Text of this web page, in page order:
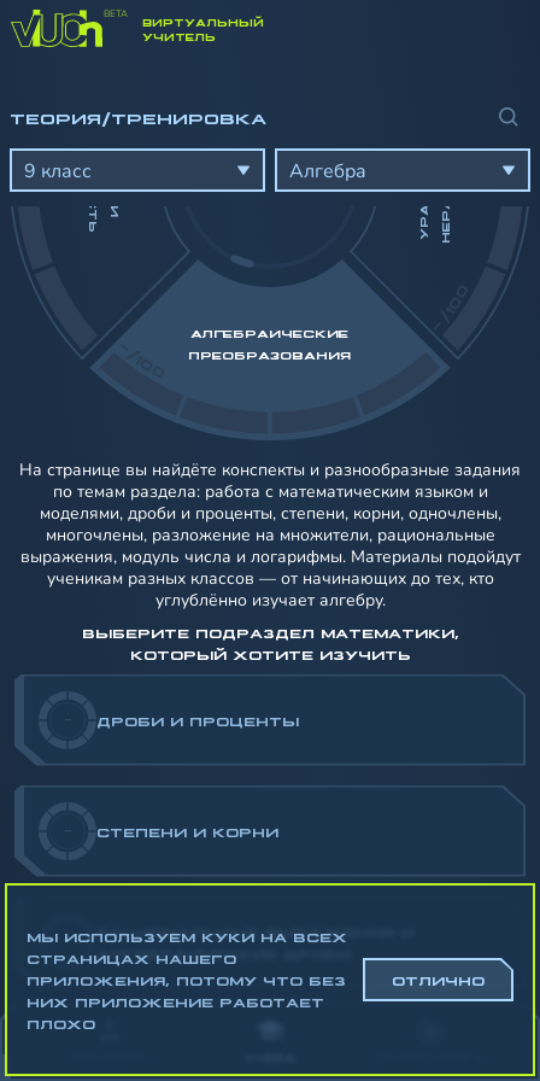
ВИРТУАЛЬНЫЙ
УЧИТЕЛЬ
9 класс Алгебра
ТЕОРИЯ/ТРЕНИРОВКА
-/100
У
Р
А
В
Н
Е
Н
И
Я
И
Н
Е
Р
А
В
Е
Н
С
Т
ВА
АЛГЕБРАИЧЕСКИЕ
ПРЕОБРАЗОВАНИЯ
Ч
И
С
Л
А
И
ДЕ
Л
И
М
О
С
Т
Ь
- ДРОБИ И ПРОЦЕНТЫ
- СТЕПЕНИ И КОРНИ
-
ВЫБЕРИТЕ ПОДРАЗДЕЛ МАТЕМАТИКИ,
КОТОРЫЙ ХОТИТЕ ИЗУЧИТЬ
На странице вы найдёте конспекты и разнообразные задания
по темам раздела: работа с математическим языком и
моделями, дроби и проценты, степени, корни, одночлены,
многочлены, разложение на множители, рациональные
выражения, модуль числа и логарифмы. Материалы подойдут
ученикам разных классов — от начинающих до тех, кто
углублённо изучает алгебру.
Математика
Геометрия
МЫ ИСПОЛЬЗУЕМ КУКИ НА ВСЕХ
СТРАНИЦАХ НАШЕГО
ПРИЛОЖЕНИЯ, ПОТОМУ ЧТО БЕЗ
НИХ ПРИЛОЖЕНИЕ РАБОТАЕТ
ПЛОХО
ОТЛИЧНО